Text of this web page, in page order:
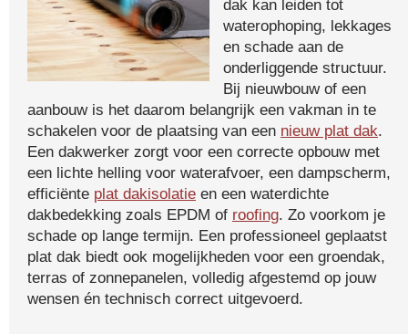
dak kan leiden tot
waterophoping, lekkages
en schade aan de
onderliggende structuur.
Bij nieuwbouw of een
aanbouw is het daarom belangrijk een vakman in te
schakelen voor de plaatsing van een nieuw plat dak.
Een dakwerker zorgt voor een correcte opbouw met
een lichte helling voor waterafvoer, een dampscherm,
efficiënte plat dakisolatie en een waterdichte
dakbedekking zoals EPDM of roofing. Zo voorkom je
schade op lange termijn. Een professioneel geplaatst
plat dak biedt ook mogelijkheden voor een groendak,
terras of zonnepanelen, volledig afgestemd op jouw
wensen én technisch correct uitgevoerd.